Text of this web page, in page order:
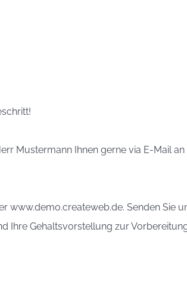
Mustermann Ihnen gerne via E-Mail
www.demo.createweb.de. Senden Sie
Ihre Gehaltsvorstellung zur